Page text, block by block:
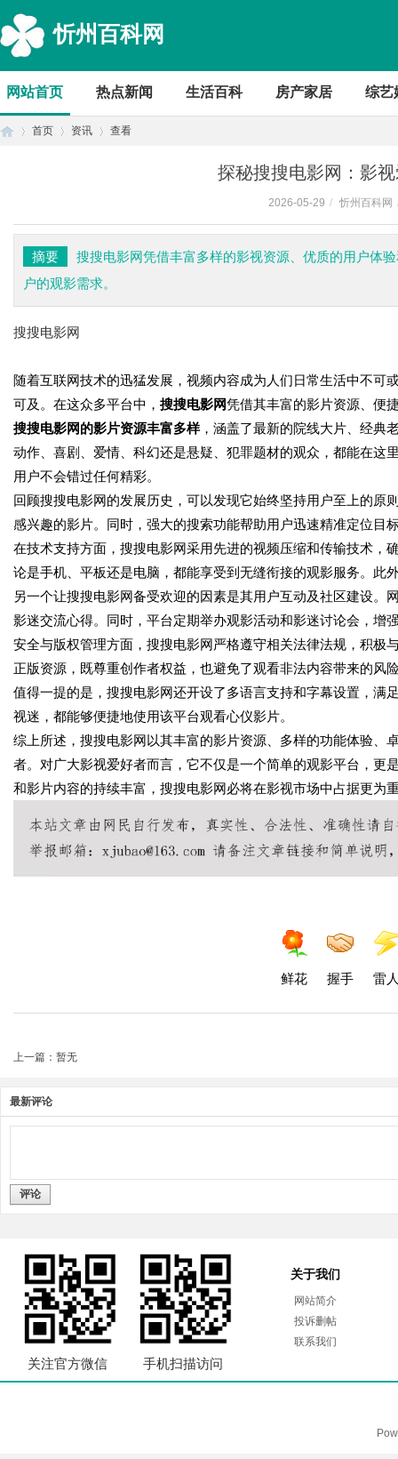
忻州百科网
网站首页 热点新闻 生活百科 房产家居 综艺
首页 资讯 查看
探秘搜搜电影网：影
2026-05-29 / 忻州百科网
摘要
搜搜电影网凭借丰富多样的影视资源、优质的用户体
户的观影需求。
搜搜电影网
随着互联网技术的迅猛发展，视频内容成为人们日常生活中不
可及。在这众多平台中， 搜搜电影网凭借其丰富的影片资源、便
搜搜电影网的影片资源丰富多样，涵盖了最新的院线大片、经典
动作、喜剧、爱情、科幻还是悬疑、犯罪题材的观众，都能在这
用户不会错过任何精彩。
回顾搜搜电影网的发展历史，可以发现它始终坚持用户至上的
感兴趣的影片。同时，强大的搜索功能帮助用户迅速精准定位目
在技术支持方面，搜搜电影网采用先进的视频压缩和传输技术，
论是手机、平板还是电脑，都能享受到无缝衔接的观影服务。此
另一个让搜搜电影网备受欢迎的因素是其用户互动及社区建设
影迷交流心得。同时，平台定期举办观影活动和影迷讨论会，增
安全与版权管理方面，搜搜电影网严格遵守相关法律法规，积极
正版资源，既尊重创作者权益，也避免了观看非法内容带来的风
值得一提的是，搜搜电影网还开设了多语言支持和字幕设置，满
视迷，都能够便捷地使用该平台观看心仪影片。
综上所述，搜搜电影网以其丰富的影片资源、多样的功能体验、
者。对广大影视爱好者而言，它不仅是一个简单的观影平台，更
和影片内容的持续丰富，搜搜电影网必将在影视市场中占据更为
鲜花 握手 雷
上一篇：暂无
最新评论
评论
关注官方微信 手机扫描访问
关于我们
网站简介
投诉删帖
联系我们